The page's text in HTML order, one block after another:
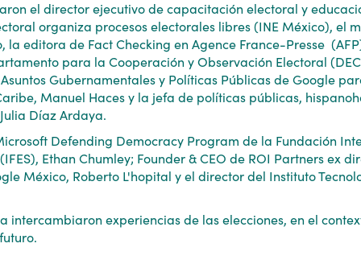
el director ejecutivo de capacitación electoral y
organiza procesos electorales libres (INE México), el
la editora de Fact Checking en Agence France-Presse
para la Cooperación y Observación Electoral
Gubernamentales y Políticas Públicas de Google
Manuel Haces y la jefa de políticas públicas,
Díaz Ardaya.
Defending Democracy Program de la Fundación
Ethan Chumley; Founder & CEO de ROI Partners ex
México, Roberto L'hopital y el director del Instituto
intercambiaron experiencias de las elecciones, en el